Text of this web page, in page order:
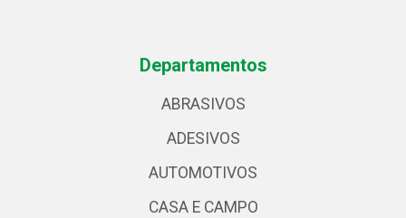
Departamentos
ABRASIVOS
ADESIVOS
AUTOMOTIVOS
CASA E CAMPO